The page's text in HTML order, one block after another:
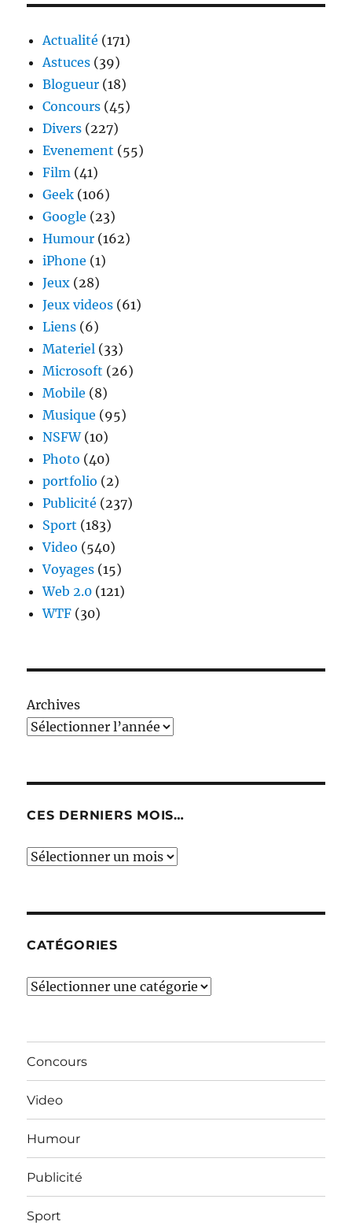
Actualité (171)
Astuces (39)
Blogueur (18)
Concours (45)
Divers (227)
Evenement (55)
Film (41)
Geek (106)
Google (23)
Humour (162)
iPhone (1)
Jeux (28)
Jeux videos (61)
Liens (6)
Materiel (33)
Microsoft (26)
Mobile (8)
Musique (95)
NSFW(10)
Photo (40)
portfolio (2)
Publicité (237)
Sport (183)
Video (540)
Voyages (15)
Web 2.0 (121)
WTF (30)
Archives
CES DERNIERS MOIS…
Ces
CATÉGORIES
Catégories
Concours
Video
Humour
Publicité
Sport